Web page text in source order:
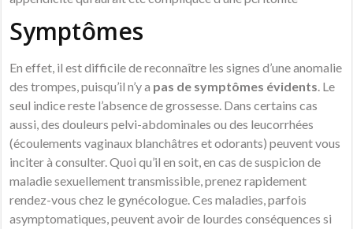
Symptômes
En effet, il est difficile de reconnaître les signes d’une anomalie
des trompes, puisqu’il n’y a pas de symptômes évidents. Le
seul indice reste l’absence de grossesse. Dans certains cas
aussi, des douleurs pelvi-abdominales ou des leucorrhées
(écoulements vaginaux blanchâtres et odorants) peuvent vous
inciter à consulter. Quoi qu’il en soit, en cas de suspicion de
maladie sexuellement transmissible, prenez rapidement
rendez-vous chez le gynécologue. Ces maladies, parfois
asymptomatiques, peuvent avoir de lourdes conséquences si